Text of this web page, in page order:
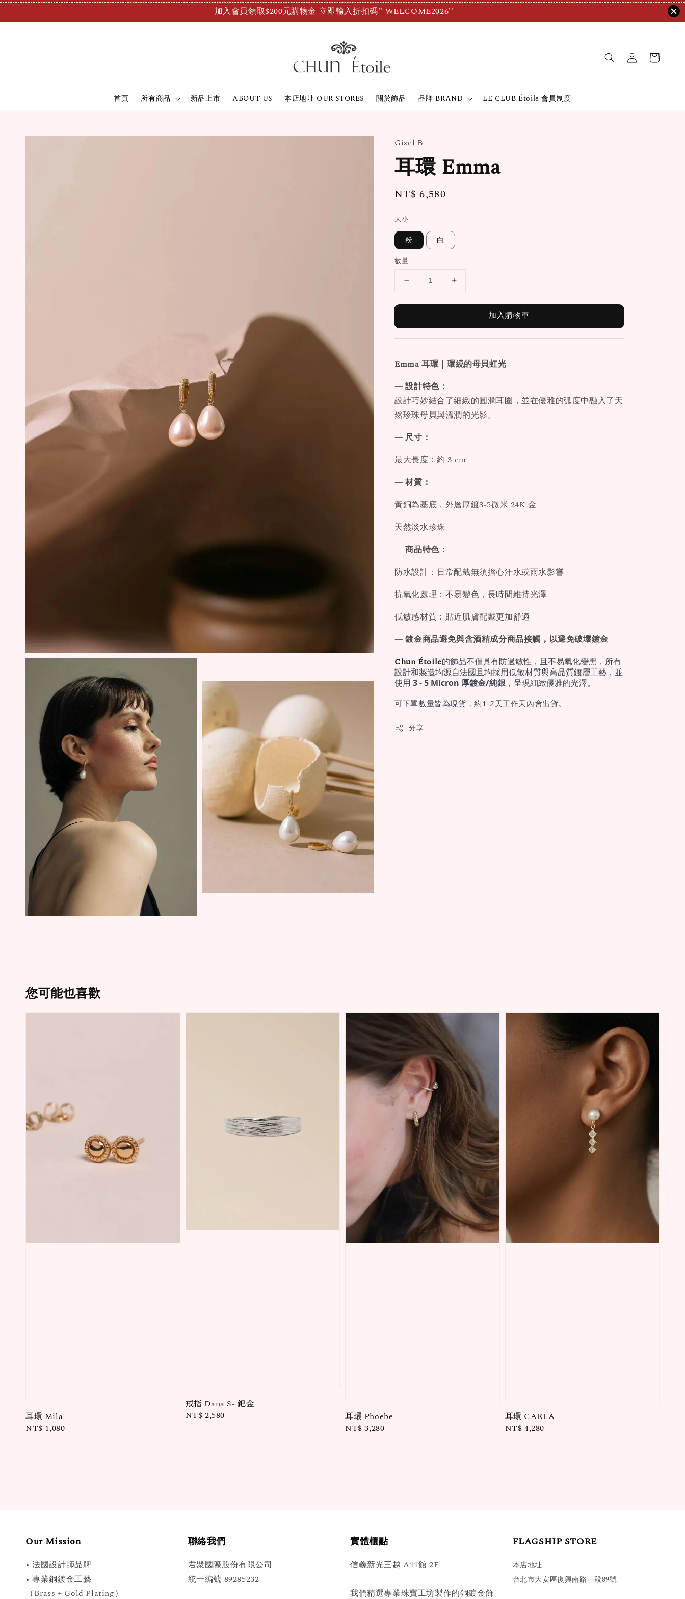
加入會員領取$200元購物金 立即輸入折扣碼'' WELCOME2026''
首頁 所有商品 新品上市 ABOUT US 本店地址 OUR STORES 關於飾品 品牌 BRAND LE CLUB Étoile 會員制度
Gisel B
耳環 Emma
Regular
NT$ 6,580
大小
粉 白
數量
加入購物車
Emma 耳環 ｜環繞的母貝虹光
— 設計特色：
設計巧妙結合了細緻的圓潤耳圈，並在優雅的弧度中融入了天
然珍珠母貝與溫潤的光影。
— 尺寸：
最大長度：約 3 cm
— 材質：
黃銅為基底，外層厚鍍3-5微米 24K 金
天然淡水珍珠
—商品特色：
防水設計：日常配戴無須擔心汗水或雨水影響
抗氧化處理：不易變色，長時間維持光澤
低敏感材質：貼近肌膚配戴更加舒適
— 鍍金商品避免與含酒精成分商品接觸，以避免破壞鍍金
Chun Étoile的飾品不僅具有防過敏性，且不易氧化變黑，所有
設計和製造均源自法國且均採用低敏材質與高品質鍍層工藝，並
使用 3 - 5 Micron 厚鍍金/純銀，呈現細緻優雅的光澤。
可下單數量皆為現貨，約1-2天工作天內會出貨。
分享
您可能也喜歡
耳環 Mila
Regular
NT$ 1,080
戒指 Dana S- 鈀金
Regular
NT$ 2,580
耳環 Phoebe
Regular
NT$ 3,280
耳環 CARLA
Regular
NT$ 4,280
Our Mission
• 法國設計師品牌
• 專業銅鍍金工藝
（Brass + Gold Plating）
聯絡我們
君聚國際股份有限公司
統一編號 89285232
實體櫃點
信義新光三越 A11館 2F
我們精選專業珠寶工坊製作的銅鍍金飾
FLAGSHIP STORE
本店地址
台北市大安區復興南路一段89號